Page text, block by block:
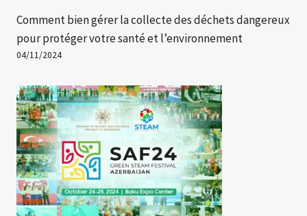
Comment bien gérer la collecte des déchets dangereux
pour protéger votre santé et l’environnement
04/11/2024